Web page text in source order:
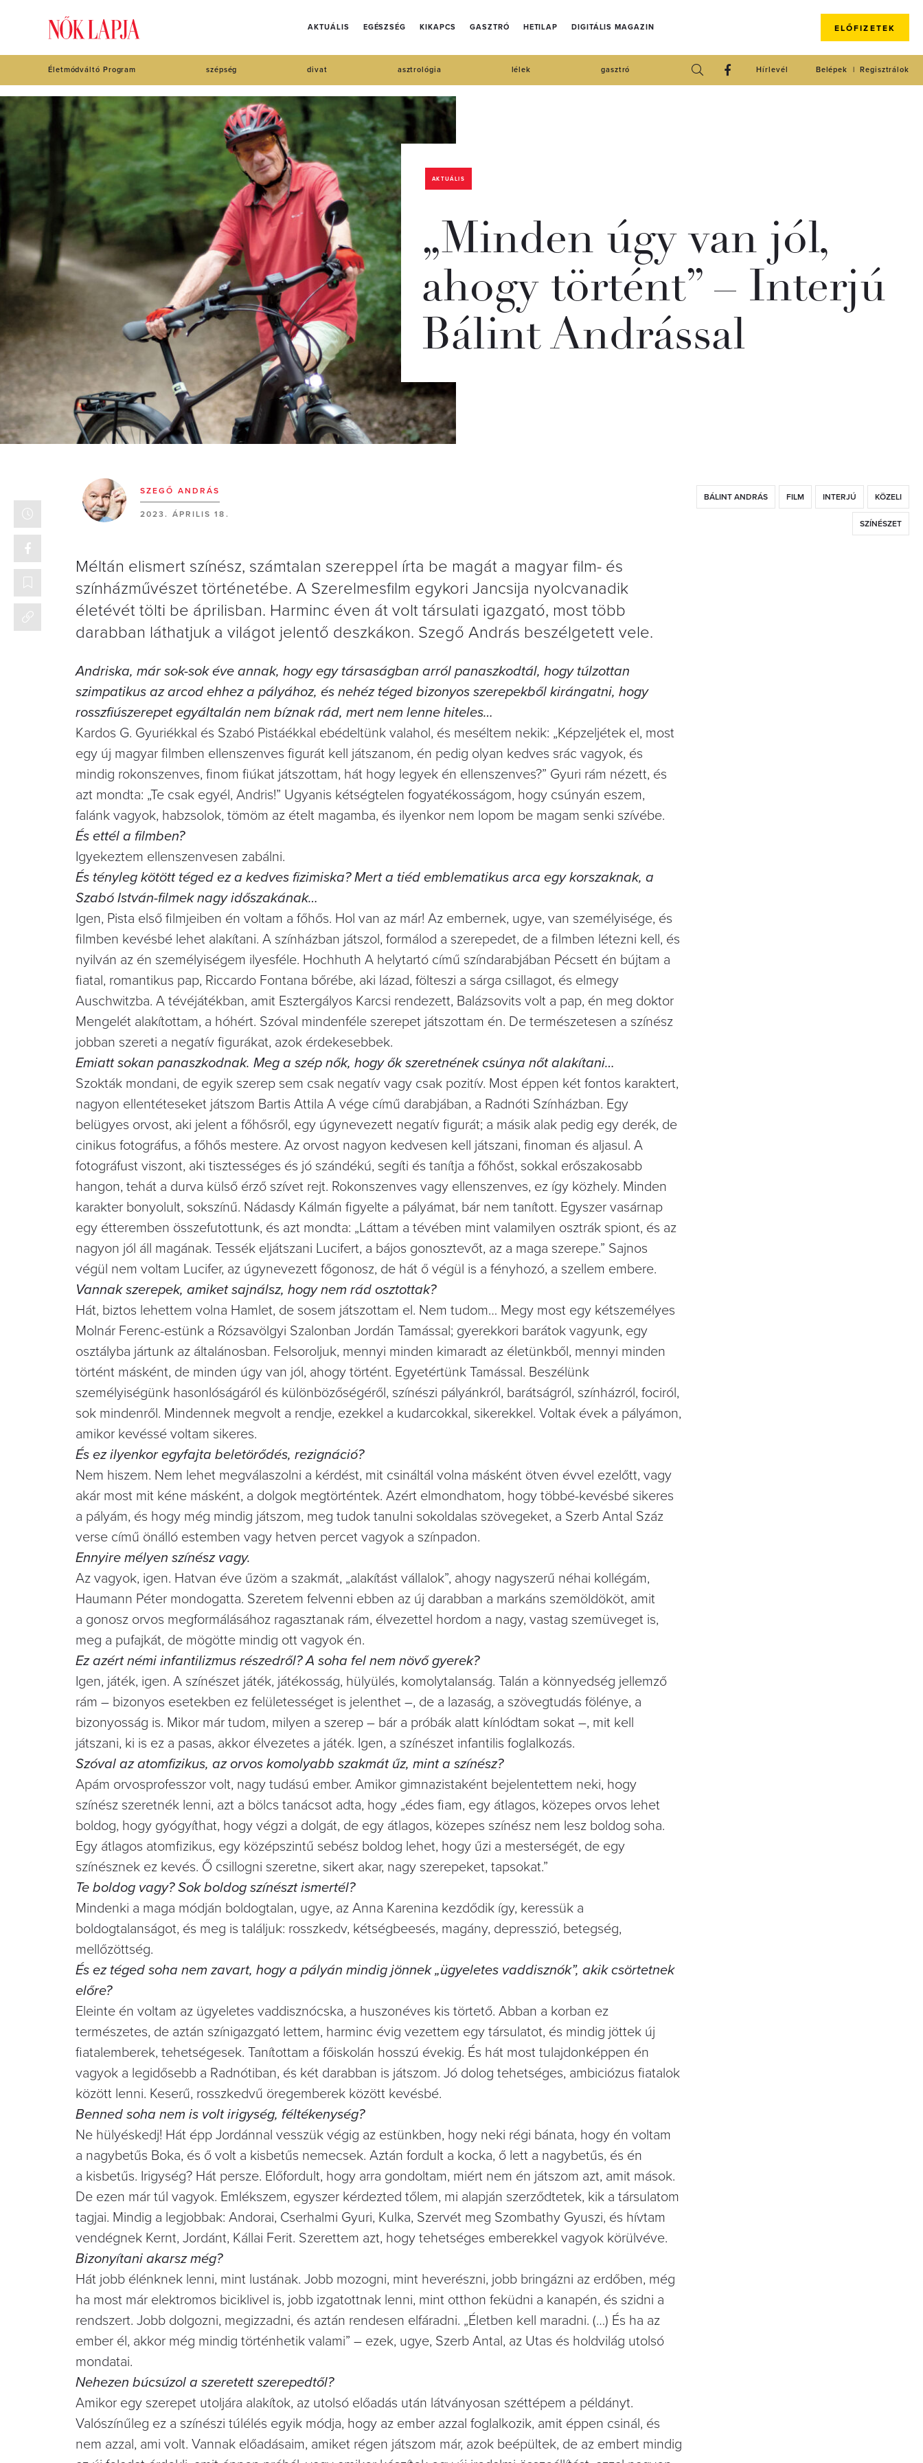
AKTUÁLIS EGÉSZSÉG KIKAPCS GASZTRÓ HETILAP DIGITÁLIS MAGAZIN ELŐFIZETEK
Életmódváltó Program szépség divat asztrológia lélek gasztró Regisztrálok
Belépek
Hírlevél
AKTUÁLIS
„Minden úgy van jól,
ahogy történt” – Interjú
Bálint Andrással
SZEGŐ ANDRÁS
2023. ÁPRILIS 18.
BÁLINT ANDRÁS FILM INTERJÚ KÖZELI
SZÍNÉSZET
Méltán elismert színész, számtalan szereppel írta be magát a magyar film- és
színházművészet történetébe. A Szerelmesfilm egykori Jancsija nyolcvanadik
életévét tölti be áprilisban. Harminc éven át volt társulati igazgató, most több
darabban láthatjuk a világot jelentő deszkákon. Szegő András beszélgetett vele.
Andriska, már sok-sok éve annak, hogy egy társaságban arról panaszkodtál, hogy túlzottan
szimpatikus az arcod ehhez a pályához, és nehéz téged bizonyos szerepekből kirángatni, hogy
rosszfiúszerepet egyáltalán nem bíznak rád, mert nem lenne hiteles…
Kardos G. Gyuriékkal és Szabó Pistáékkal ebédeltünk valahol, és meséltem nekik: „Képzeljétek el, most
egy új magyar filmben ellenszenves figurát kell játszanom, én pedig olyan kedves srác vagyok, és
mindig rokonszenves, finom fiúkat játszottam, hát hogy legyek én ellenszenves?” Gyuri rám nézett, és
azt mondta: „Te csak egyél, Andris!” Ugyanis kétségtelen fogyatékosságom, hogy csúnyán eszem,
falánk vagyok, habzsolok, tömöm az ételt magamba, és ilyenkor nem lopom be magam senki szívébe.
És ettél a filmben?
Igyekeztem ellenszenvesen zabálni.
És tényleg kötött téged ez a kedves fizimiska? Mert a tiéd emblematikus arca egy korszaknak, a
Szabó István-filmek nagy időszakának…
Igen, Pista első filmjeiben én voltam a főhős. Hol van az már! Az embernek, ugye, van személyisége, és
filmben kevésbé lehet alakítani. A színházban játszol, formálod a szerepedet, de a filmben létezni kell, és
nyilván az én személyiségem ilyesféle. Hochhuth A helytartó című színdarabjában Pécsett én bújtam a
fiatal, romantikus pap, Riccardo Fontana bőrébe, aki lázad, fölteszi a sárga csillagot, és elmegy
Auschwitzba. A tévéjátékban, amit Esztergályos Karcsi rendezett, Balázsovits volt a pap, én meg doktor
Mengelét alakítottam, a hóhért. Szóval mindenféle szerepet játszottam én. De természetesen a színész
jobban szereti a negatív figurákat, azok érdekesebbek.
Emiatt sokan panaszkodnak. Meg a szép nők, hogy ők szeretnének csúnya nőt alakítani…
Szokták mondani, de egyik szerep sem csak negatív vagy csak pozitív. Most éppen két fontos karaktert,
nagyon ellentéteseket játszom Bartis Attila A vége című darabjában, a Radnóti Színházban. Egy
belügyes orvost, aki jelent a főhősről, egy úgynevezett negatív figurát; a másik alak pedig egy derék, de
cinikus fotográfus, a főhős mestere. Az orvost nagyon kedvesen kell játszani, finoman és aljasul. A
fotográfust viszont, aki tisztességes és jó szándékú, segíti és tanítja a főhőst, sokkal erőszakosabb
hangon, tehát a durva külső érző szívet rejt. Rokonszenves vagy ellenszenves, ez így közhely. Minden
karakter bonyolult, sokszínű. Nádasdy­ Kálmán figyelte a pályámat, bár nem tanított. Egyszer vasárnap
egy étteremben összefutottunk, és azt mondta: „Láttam a tévében mint valamilyen osztrák spiont, és az
nagyon jól áll magának. Tessék eljátszani Lucifert, a bájos gonosztevőt, az a maga szerepe.” Sajnos
végül nem voltam Lucifer, az úgynevezett főgonosz, de hát ő végül is a fényhozó, a szellem embere.
Vannak szerepek, amiket sajnálsz, hogy nem rád osztottak?
Hát, biztos lehettem volna Hamlet, de sosem játszottam el. Nem tudom… Megy most egy kétszemélyes
Molnár Ferenc-estünk a Rózsavölgyi Szalonban Jordán Tamással; gyerekkori barátok vagyunk, egy
osztályba jártunk az általánosban. Felsoroljuk, mennyi minden kimaradt az életünkből, mennyi minden
történt másként, de minden úgy van jól, ahogy történt. Egyetértünk Tamással. Beszélünk
személyiségünk hasonlóságáról és különbözőségéről, színészi pályánkról, barátságról, színházról, fociról,
sok mindenről. Mindennek megvolt a rendje, ezekkel a kudarcokkal, sikerekkel. Voltak évek a pályámon,
amikor kevéssé voltam sikeres.
És ez ilyenkor egyfajta beletörődés, rezignáció?
Nem hiszem. Nem lehet megválaszolni a kérdést, mit csináltál volna másként ötven évvel ezelőtt, vagy
akár most mit kéne másként, a dolgok megtörténtek. Azért elmondhatom, hogy többé-kevésbé sikeres
a pályám, és hogy még mindig játszom, meg tudok tanulni sokoldalas szövegeket, a Szerb Antal Száz
verse című önálló estemben vagy hetven percet vagyok a színpadon.
Ennyire mélyen színész vagy.
Az vagyok, igen. Hatvan éve űzöm a szakmát, „alakítást vállalok”, ahogy nagyszerű néhai kollégám,
Haumann Péter mondogatta. Szeretem felvenni ebben az új darabban a markáns szemöldököt, amit
a gonosz orvos megformálásához ragasztanak rám, élvezettel hordom a nagy, vastag szemüveget is,
meg a pufajkát, de mögötte mindig ott vagyok én.
Ez azért némi infantilizmus részedről? A soha fel nem növő gyerek?
Igen, játék, igen. A színészet játék, játékosság, hülyülés, komolytalanság. Talán a könnyedség jellemző
rám – bizonyos esetekben ez felületességet is jelenthet –, de a lazaság, a szövegtudás fölénye, a
bizonyosság is. Mikor már tudom, milyen a szerep – bár a próbák alatt kínlódtam sokat –, mit kell
játszani, ki is ez a pasas, akkor élvezetes a játék. Igen, a színészet infantilis foglalkozás.
Szóval az atomfizikus, az orvos komolyabb szakmát űz, mint a színész?
Apám orvosprofesszor volt, nagy tudású ember. Amikor gimnazistaként bejelentettem neki, hogy
színész szeretnék lenni, azt a bölcs tanácsot adta, hogy „édes fiam, egy átlagos, közepes orvos lehet
boldog, hogy gyógyíthat, hogy végzi a dolgát, de egy átlagos, közepes színész nem lesz boldog soha.
Egy átlagos atomfizikus, egy középszintű sebész boldog lehet, hogy űzi a mesterségét, de egy
színésznek ez kevés. Ő csillogni szeretne, sikert akar, nagy szerepeket, tapsokat.”
Te boldog vagy? Sok boldog színészt ismertél?
Mindenki a maga módján boldogtalan, ugye, az Anna Karenina kezdődik így, keressük a
boldogtalanságot, és meg is találjuk: rossz­kedv, kétségbeesés, magány, depresszió, betegség,
mellőzöttség.
És ez téged soha nem zavart, hogy a pályán mindig jönnek „ügyeletes vaddisznók”, akik csörtetnek
előre?
Eleinte én voltam az ügyeletes vaddisznócska, a huszonéves kis törtető. Abban a korban ez
természetes, de aztán színigazgató lettem, harminc évig vezettem egy társulatot, és mindig jöttek új
fiatalemberek, tehetségesek. Tanítottam a főiskolán hosszú évekig. És hát most tulajdonképpen én
vagyok a legidősebb a Radnótiban, és két darabban is játszom. Jó dolog tehetséges, ambiciózus fiatalok
között lenni. Keserű, rosszkedvű öregemberek között kevésbé.
Benned soha nem is volt irigység, féltékenység?
Ne hülyéskedj! Hát épp Jordánnal vesszük végig az estünkben, hogy neki régi bánata, hogy én voltam
a nagybetűs Boka, és ő volt a kisbetűs nemecsek. Aztán fordult a kocka, ő lett a nagybetűs, és én
a kisbetűs. Irigység? Hát persze. Előfordult, hogy arra gondoltam, miért nem én játszom azt, amit mások.
De ezen már túl vagyok. Emlékszem, egyszer kérdezted tőlem, mi alapján szerződtetek, kik a társulatom
tagjai. Mindig a legjobbak: Andorai, Cserhalmi Gyuri, Kulka, Szervét meg Szombathy Gyuszi, és hívtam
vendégnek Kernt, Jordánt, Kállai Ferit. Szerettem azt, hogy tehetséges emberekkel vagyok körülvéve.
Bizonyítani akarsz még?
Hát jobb élénknek lenni, mint lustának. Jobb mozogni, mint heverészni, jobb bringázni az erdőben, még
ha most már elektromos biciklivel is, jobb izgatottnak lenni, mint otthon feküdni a kanapén, és szidni a
rendszert. Jobb dolgozni, megizzadni, és aztán rendesen elfáradni. „Életben kell maradni. (…) És ha az
ember él, akkor még mindig történhetik valami” – ezek, ugye, Szerb Antal, az Utas és holdvilág utolsó
mondatai.
Nehezen búcsúzol a szeretett szerepedtől?
Amikor egy szerepet utoljára alakítok, az utolsó előadás után látványosan széttépem a példányt.
Valószínűleg ez a színészi túlélés egyik módja, hogy az ember azzal foglalkozik, amit éppen csinál, és
nem azzal, ami volt. Vannak előadásaim, amiket régen játszom már, azok beépültek, de az embert mindig